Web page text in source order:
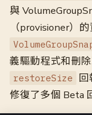
與
（provisioner）
義驅動程式和刪
restoreSize
回
修復了多個 Beta